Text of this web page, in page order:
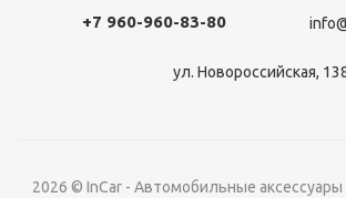
+7 960-960-83-80
ул. Новороссийская,
2026 © InCar - Автомобильные